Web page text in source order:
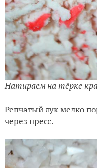
Натираем на тёрке
Репчатый лук мелко
через пресс.